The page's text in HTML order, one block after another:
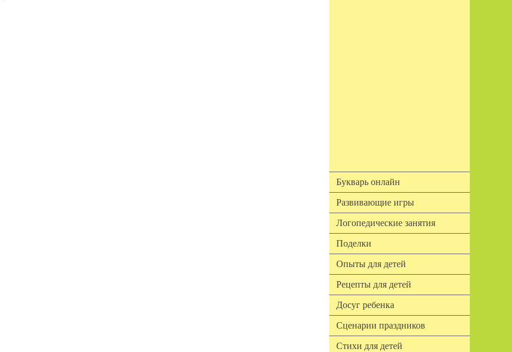
Букварь онлайн
Развивающие игры
Логопедические занятия
Поделки
Опыты для детей
Рецепты для детей
Досуг ребенка
Сценарии праздников
Стихи для детей